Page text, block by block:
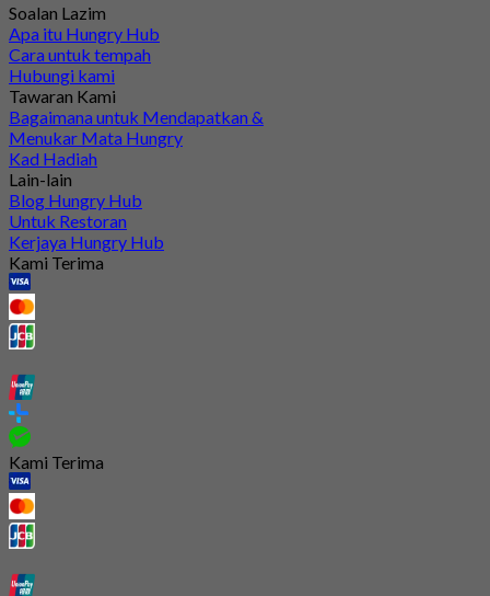
Soalan Lazim
Apa itu Hungry Hub
Cara untuk tempah
Hubungi kami
Tawaran Kami
Bagaimana untuk Mendapatkan &
Menukar Mata Hungry
Kad Hadiah
Lain-lain
Blog Hungry Hub
Untuk Restoran
Kerjaya Hungry Hub
Kami Terima
Kami Terima